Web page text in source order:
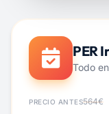
PER
Todo
PRECIO ANTES564€